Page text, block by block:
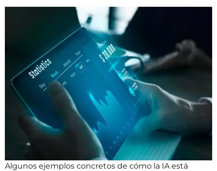
Algunos ejemplos concretos de cómo la IA está